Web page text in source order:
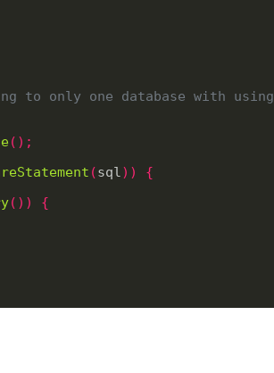
to only one database with using
();
(sql))
{
())
{